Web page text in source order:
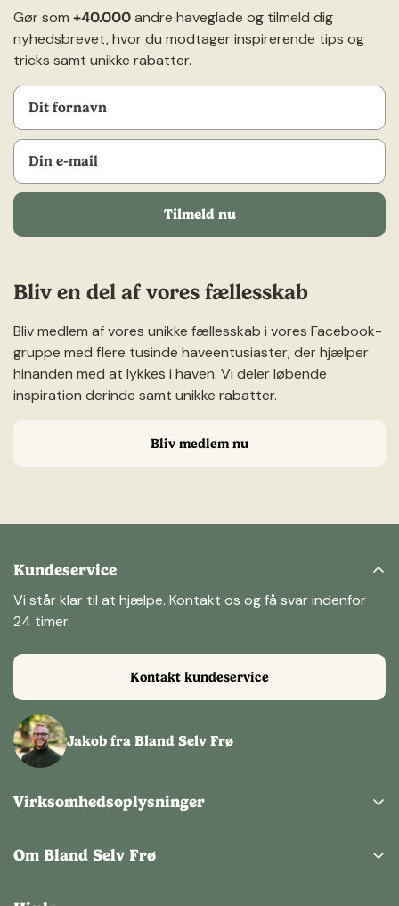
Gør som +40.000andre haveglade og tilmeld dig
nyhedsbrevet, hvor du modtager inspirerende tips og
tricks samt unikke rabatter.
Tilmeld nu
Bliv en del af vores fællesskab
Bliv medlem af vores unikke fællesskab i vores Facebook-
gruppe med flere tusinde haveentusiaster, der hjælper
hinanden med at lykkes i haven. Vi deler løbende
inspiration derinde samt unikke rabatter.
Bliv medlem nu
Virksomhedsoplysninger
Kertemindevej 1,
Om Bland Selv Frø
Kundeservice
Vi står klar til at hjælpe. Kontakt os og få svar indenfor
24 timer.
Kontakt kundeservice
Jakob fra Bland Selv Frø